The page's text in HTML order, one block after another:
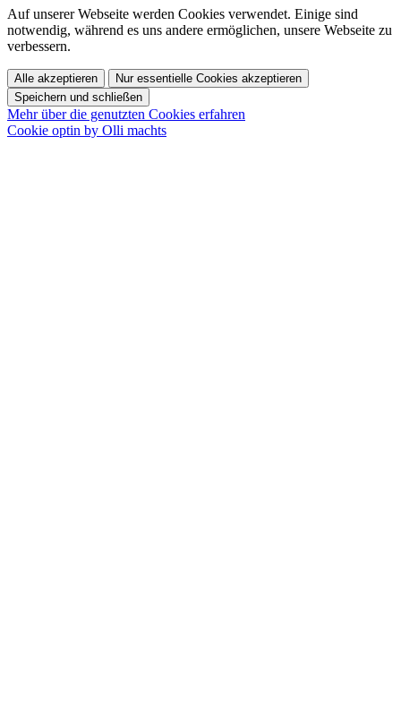
Auf unserer Webseite werden Cookies verwendet. Einige sind
notwendig, während es uns andere ermöglichen, unsere Webseite zu
verbessern.
Alle akzeptieren
Nur essentielle Cookies akzeptieren
Speichern und schließen
Mehr über die genutzten Cookies erfahren
Cookie optin by Olli machts